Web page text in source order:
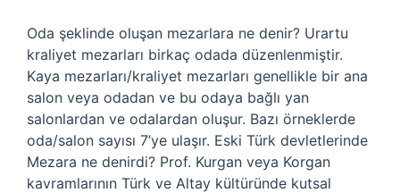
Oda şeklinde oluşan mezarlara ne denir? Urartu
kraliyet mezarları birkaç odada düzenlenmiştir.
Kaya mezarları/kraliyet mezarları genellikle bir ana
salon veya odadan ve bu odaya bağlı yan
salonlardan ve odalardan oluşur. Bazı örneklerde
oda/salon sayısı 7’ye ulaşır. Eski Türk devletlerinde
Mezara ne denirdi? Prof. Kurgan veya Korgan
kavramlarının Türk ve Altay kültüründe kutsal